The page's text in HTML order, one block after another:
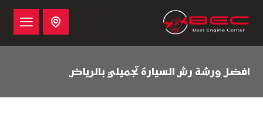
افضل ورشة رش السيارة تجميلي بالرياض